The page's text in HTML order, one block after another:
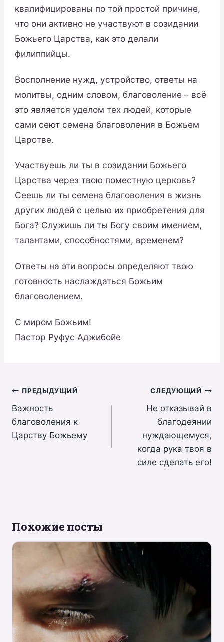
квалифицированы по той простой причине,
что они активно не участвуют в созидании
Божьего Царства, как это делали
филиппийцы.
Восполнение нужд, устройство, ответы на
молитвы, одним словом, благоволение – всё
это является уделом тех людей, которые
сами сеют семена благоволения в Божьем
Царстве.
Участвуешь ли ты в созидании Божьего
Царства через твою поместную церковь?
Сеешь ли ты семена благоволения в жизнь
других людей с целью их приобретения для
Бога? Служишь ли ты Богу своим имением,
талантами, способностями, временем?
Ответы на эти вопросы определяют твою
готовность наслаждаться Божьим
благоволением.
С миром Божьим!
Пастор Руфус Аджибойе
Навигация
по
записям
ПРЕДЫДУЩИЙ
Bажность
благоволения к
Царству Божьему
СЛЕДУЮЩИЙ
Не отказывай в
благодеянии
нуждающемуся,
когда рука твоя в
силе сделать его!
Похожие посты